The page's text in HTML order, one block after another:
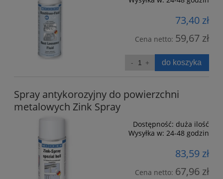
73,40 zł
Cena netto: 59,67 zł
do koszyka
Spray antykorozyjny do powierzchni
metalowych Zink Spray
Dostępność: duża ilość
Wysyłka w: 24-48 godzin
83,59 zł
Cena netto: 67,96 zł